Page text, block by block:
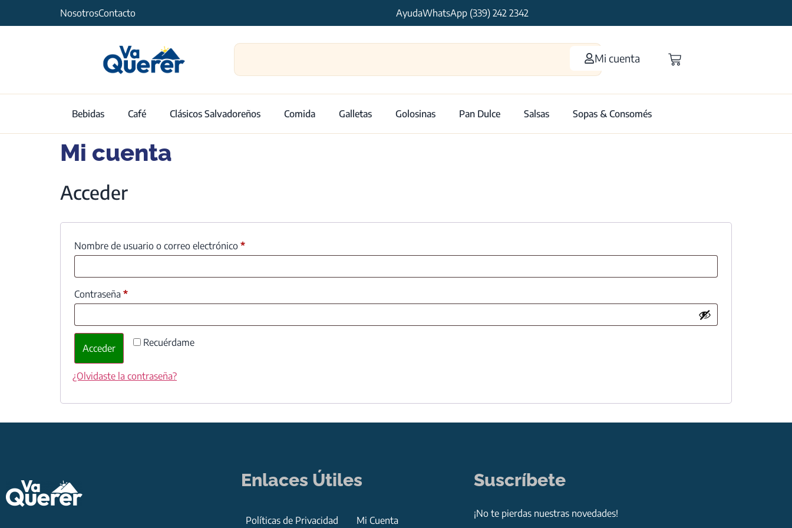
NosotrosContacto AyudaWhatsApp (339) 242 2342
Mi cuenta
Bebidas Café Clásicos Salvadoreños Comida Galletas Golosinas Pan Dulce Salsas Sopas & Consomés
Mi cuenta
Acceder
Nombre de usuario o correo electrónico *
Contraseña *
Recuérdame
Acceder
¿Olvidaste la contraseña?
Enlaces Útiles
Políticas de Privacidad Mi Cuenta
Suscríbete
¡No te pierdas nuestras novedades!